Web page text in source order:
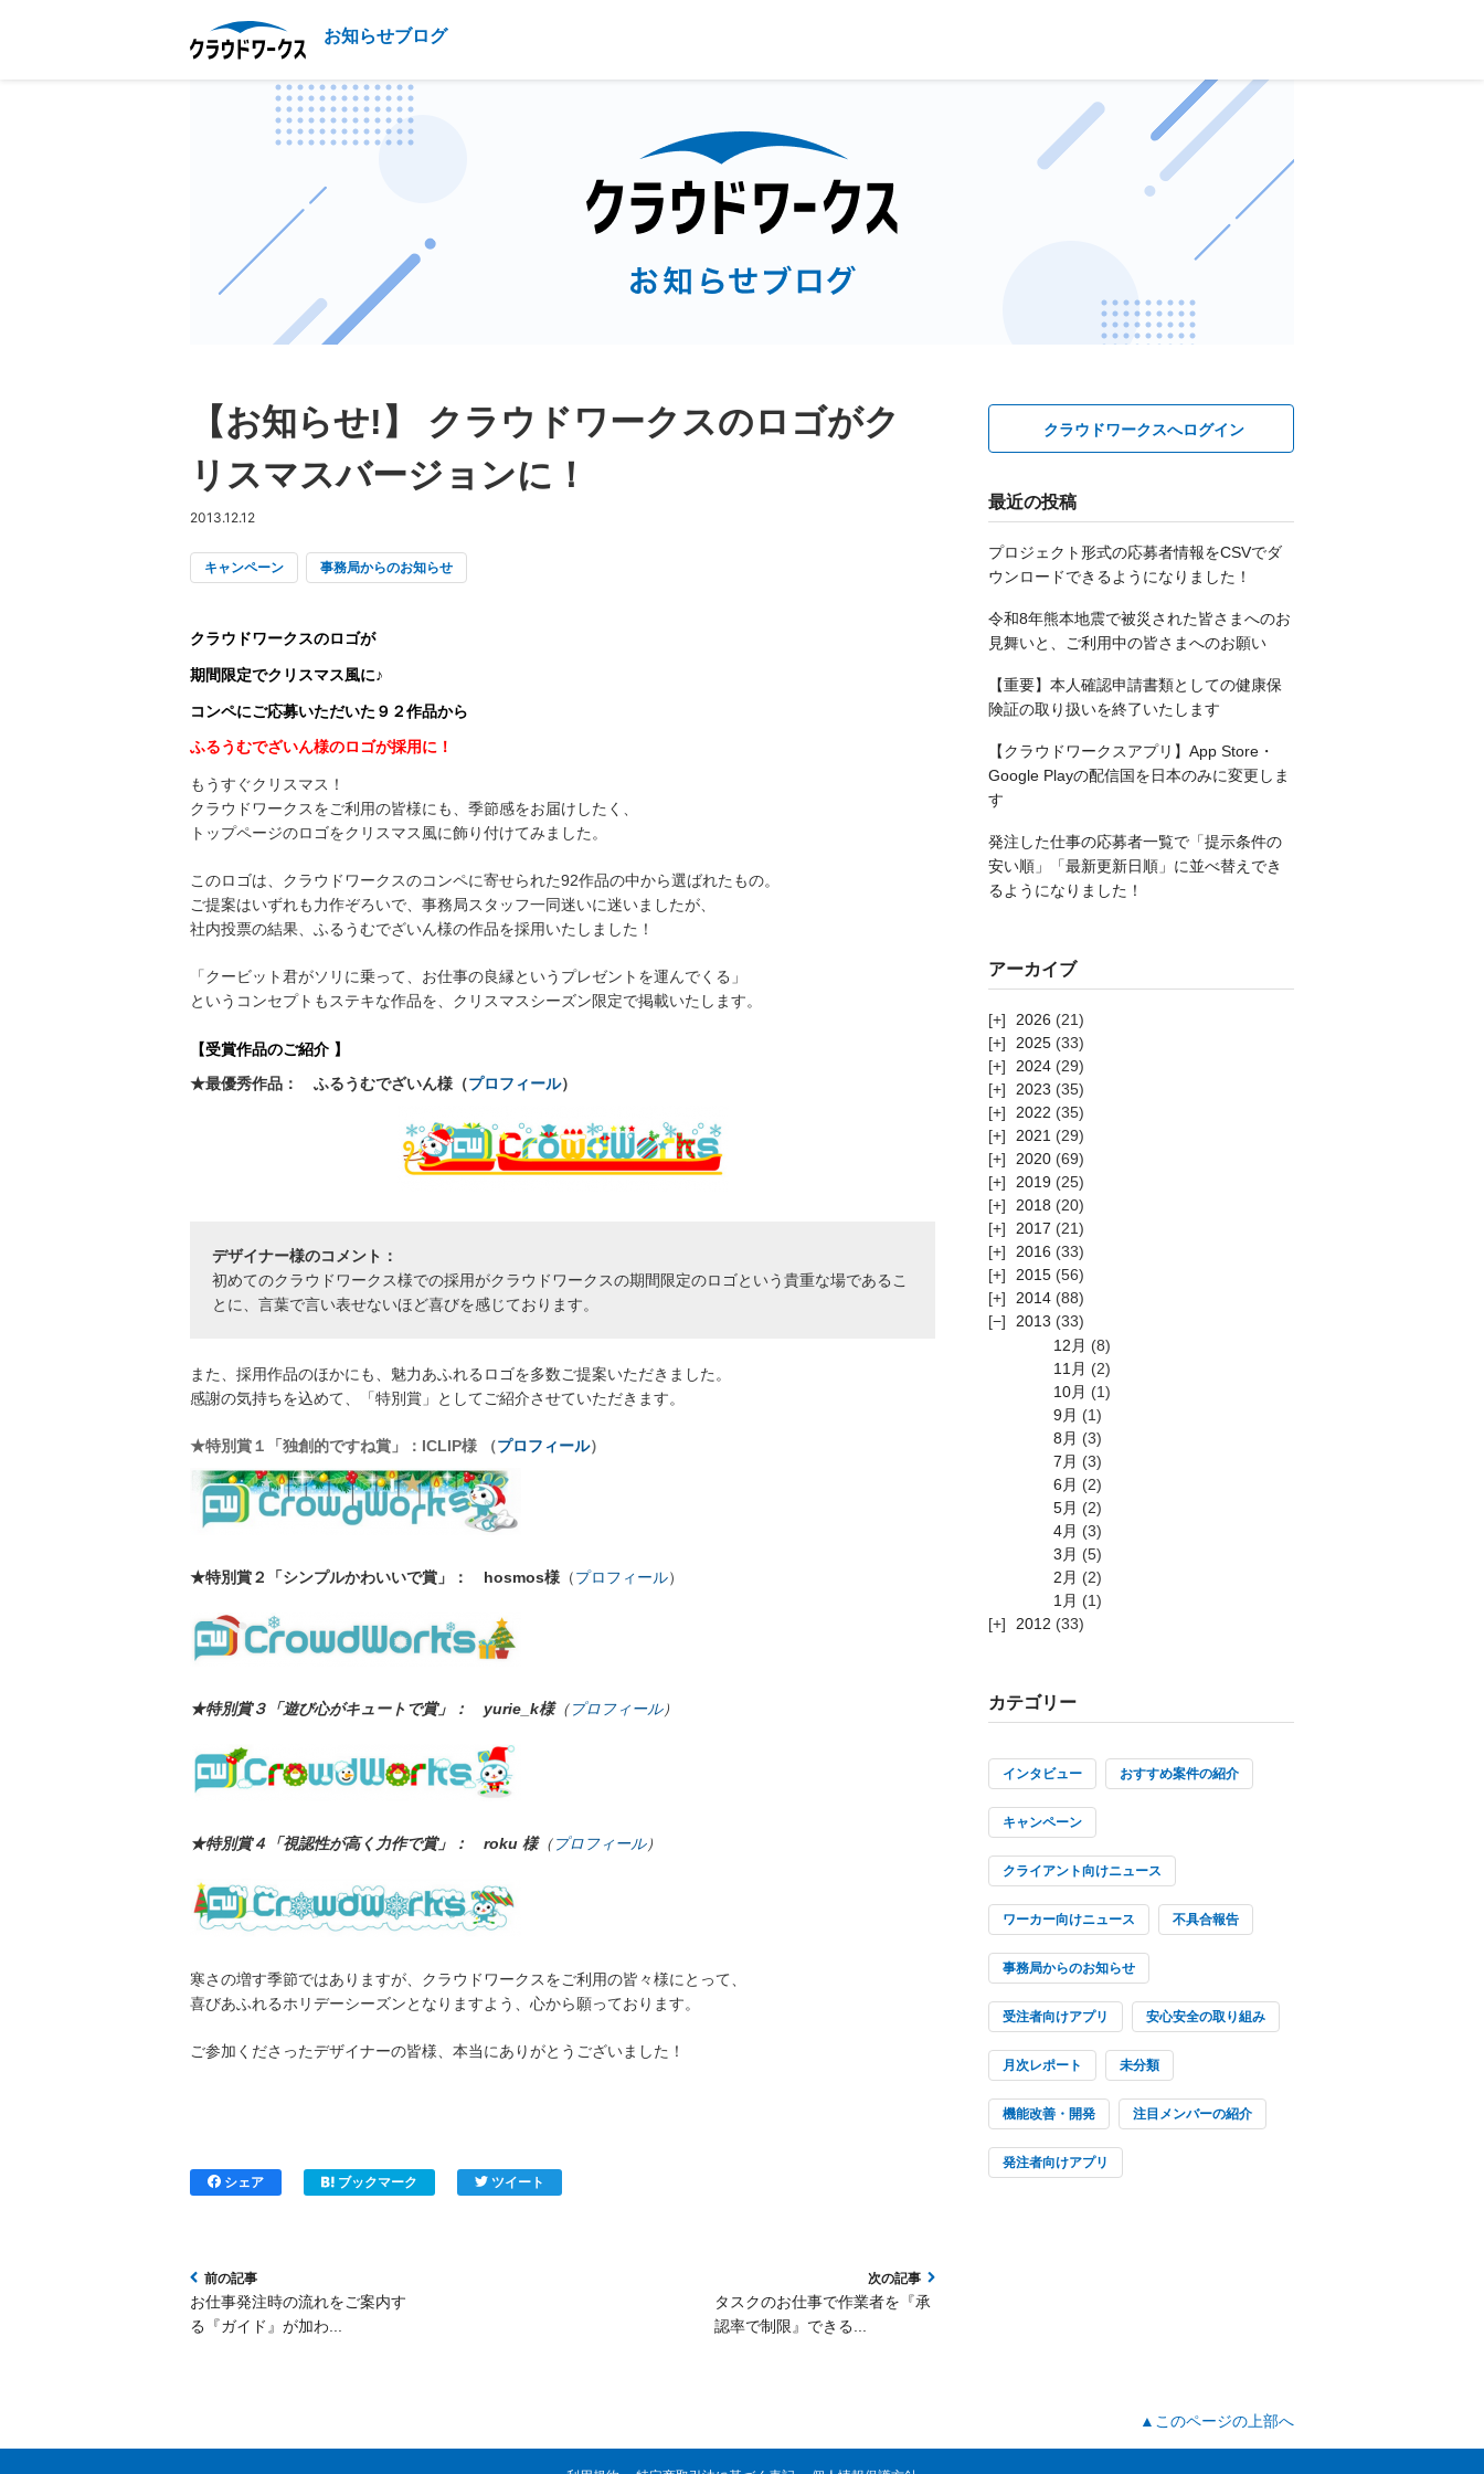
お知らせブログ
【お知らせ!】 クラウドワークスのロゴがク
リスマスバージョンに！
2013.12.12
キャンペーン 事務局からのお知らせ
クラウドワークスのロゴが
期間限定でクリスマス風に♪
コンペにご応募いただいた９２作品から
ふるうむでざいん様のロゴが採用に！
もうすぐクリスマス！
クラウドワークスをご利用の皆様にも、季節感をお届けしたく、
トップページのロゴをクリスマス風に飾り付けてみました。
このロゴは、クラウドワークスのコンペに寄せられた92作品の中から選ばれたもの。
ご提案はいずれも力作ぞろいで、事務局スタッフ一同迷いに迷いましたが、
社内投票の結果、ふるうむでざいん様の作品を採用いたしました！
「クービット君がソリに乗って、お仕事の良縁というプレゼントを運んでくる」
というコンセプトもステキな作品を、クリスマスシーズン限定で掲載いたします。
【受賞作品のご紹介 】
★最優秀作品： ふるうむでざいん様 （プロフィール）
デザイナー様のコメント：
初めてのクラウドワークス様での採用がクラウドワークスの期間限定のロゴという貴重な場であるこ
とに、言葉で言い表せないほど喜びを感じております。
また、採用作品のほかにも、魅力あふれるロゴを多数ご提案いただきました。
感謝の気持ちを込めて、「特別賞」としてご紹介させていただきます。
★特別賞１「独創的ですね賞」：ICLIP様 （プロフィール）
★特別賞２「シンプルかわいいで賞」： hosmos様 （プロフィール）
★特別賞３「遊び心がキュートで賞」： yurie_k様（プロフィール）
★特別賞４「視認性が高く力作で賞」： roku 様（プロフィール）
寒さの増す季節ではありますが、クラウドワークスをご利用の皆々様にとって、
喜びあふれるホリデーシーズンとなりますよう、心から願っております。
ご参加くださったデザイナーの皆様、 本当にありがとうございました！
シェア ブックマーク ツイート
お仕事発注時の流れをご案内す
る『ガイド』が加わ...
タスクのお仕事で作業者を『承
認率で制限』できる...
クラウドワークスへログイン
最近の投稿
プロジェクト形式の応募者情報をCSVでダ
ウンロードできるようになりました！
令和8年熊本地震で被災された皆さまへのお
見舞いと、ご利用中の皆さまへのお願い
【重要】本人確認申請書類としての健康保
険証の取り扱いを終了いたします
【クラウドワークスアプリ】App Store・
Google Playの配信国を日本のみに変更しま
す
発注した仕事の応募者一覧で「提示条件の
安い順」「最新更新日順」に並べ替えでき
るようになりました！
アーカイブ
2026 (21)
2025 (33)
2024 (29)
2023 (35)
2022 (35)
2021 (29)
2020 (69)
2019 (25)
2018 (20)
2017 (21)
2016 (33)
2015 (56)
2014 (88)
2013 (33)
12月 (8)
11月 (2)
10月 (1)
9月 (1)
8月 (3)
7月 (3)
6月 (2)
5月 (2)
4月 (3)
3月 (5)
2月 (2)
1月 (1)
2012 (33)
カテゴリー
インタビュー おすすめ案件の紹介
キャンペーン
クライアント向けニュース
ワーカー向けニュース 不具合報告
事務局からのお知らせ
受注者向けアプリ 安心安全の取り組み
月次レポート 未分類
機能改善・開発 注目メンバーの紹介
発注者向けアプリ
▲このページの上部へ